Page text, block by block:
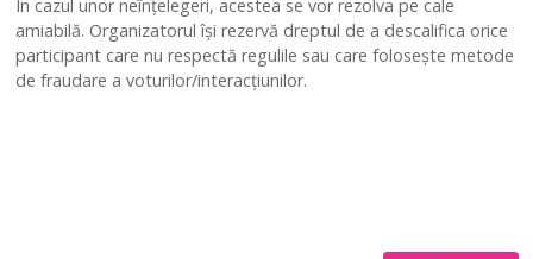
În cazul unor neînțelegeri, acestea se vor rezolva pe cale
amiabilă. Organizatorul își rezervă dreptul de a descalifica orice
participant care nu respectă regulile sau care folosește metode
de fraudare a voturilor/interacțiunilor.